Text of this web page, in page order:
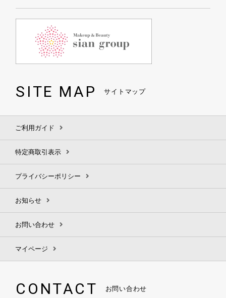
SITE MAP サイトマップ
ご利用ガイド
特定商取引表示
プライバシーポリシー
お知らせ
お問い合わせ
マイページ
CONTACT お問い合わせ